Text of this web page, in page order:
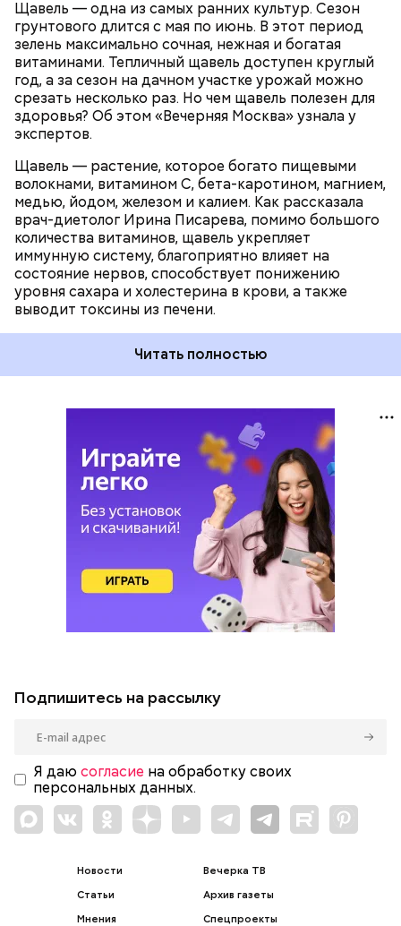
Щавель — одна из самых ранних культур. Сезон
грунтового длится с мая по июнь. В этот период
зелень максимально сочная, нежная и богатая
витаминами. Тепличный щавель доступен круглый
год, а за сезон на дачном участке урожай можно
срезать несколько раз. Но чем щавель полезен для
здоровья? Об этом «Вечерняя Москва» узнала у
экспертов.
Щавель — растение, которое богато пищевыми
волокнами, витамином С, бета-каротином, магнием,
медью, йодом, железом и калием. Как рассказала
врач-диетолог Ирина Писарева, помимо большого
количества витаминов, щавель укрепляет
иммунную систему, благоприятно влияет на
состояние нервов, способствует понижению
уровня сахара и холестерина в крови, а также
выводит токсины из печени.
Читать полностью
ЗДОРОВЬЕ ВРАЧИ
РАСТЕНИЯ
ПРОДУКТЫ
Подпишитесь на рассылку
Я даю согласие на обработку своих
персональных данных.
Новости
Статьи
Мнения
Вечерка ТВ
Архив газеты
Спецпроекты